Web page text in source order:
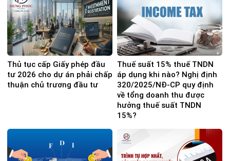
Thủ tục cấp Giấy phép đầu
tư 2026 cho dự án phải chấp
thuận chủ trương đầu tư
Thuế suất 15% thuế TNDN
áp dụng khi nào? Nghị định
320/2025/NĐ-CP quy định
về tổng doanh thu được
hưởng thuế suất TNDN
15%?